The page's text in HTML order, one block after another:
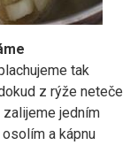
tak
z rýže neteče
zalijeme jedním
a kápnu